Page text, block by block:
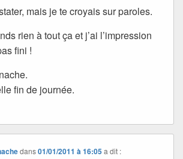
mais je te croyais sur paroles.
rien à tout ça et j’ai l’impression
fini !
fin de journée.
dans01/01/2011 à 16:05 a dit :